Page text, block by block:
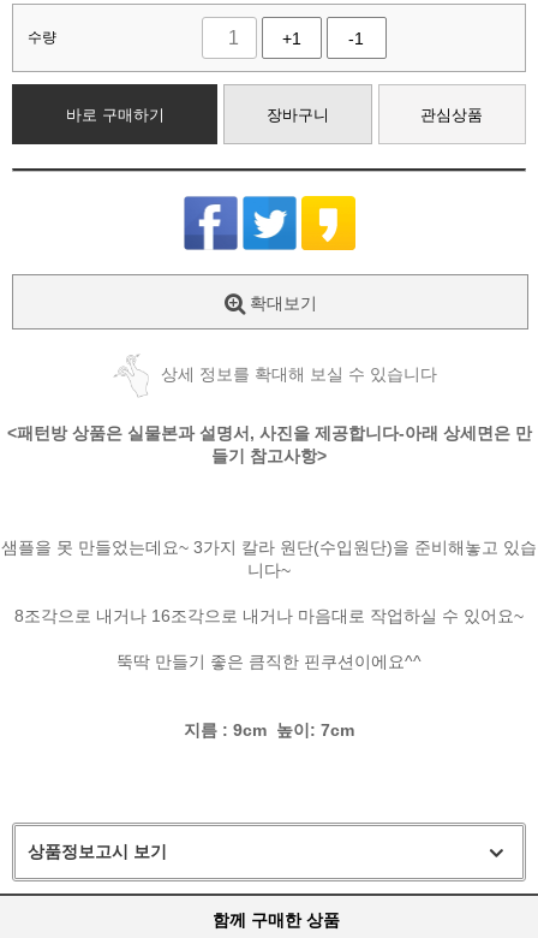
수량 +1 -1
바로 구매하기 장바구니 관심상품
확대보기
상세 정보를 확대해 보실 수 있습니다
<패턴방 상품은 실물본과 설명서, 사진을 제공합니다-아래 상세면은 만
들기 참고사항>
샘플을 못 만들었는데요~ 3가지 칼라 원단(수입원단)을 준비해놓고 있습
니다~
8조각으로 내거나 16조각으로 내거나 마음대로 작업하실 수 있어요~
뚝딱 만들기 좋은 큼직한 핀쿠션이에요^^
지름 : 9cm 높이: 7cm
상품정보고시 보기
함께 구매한 상품